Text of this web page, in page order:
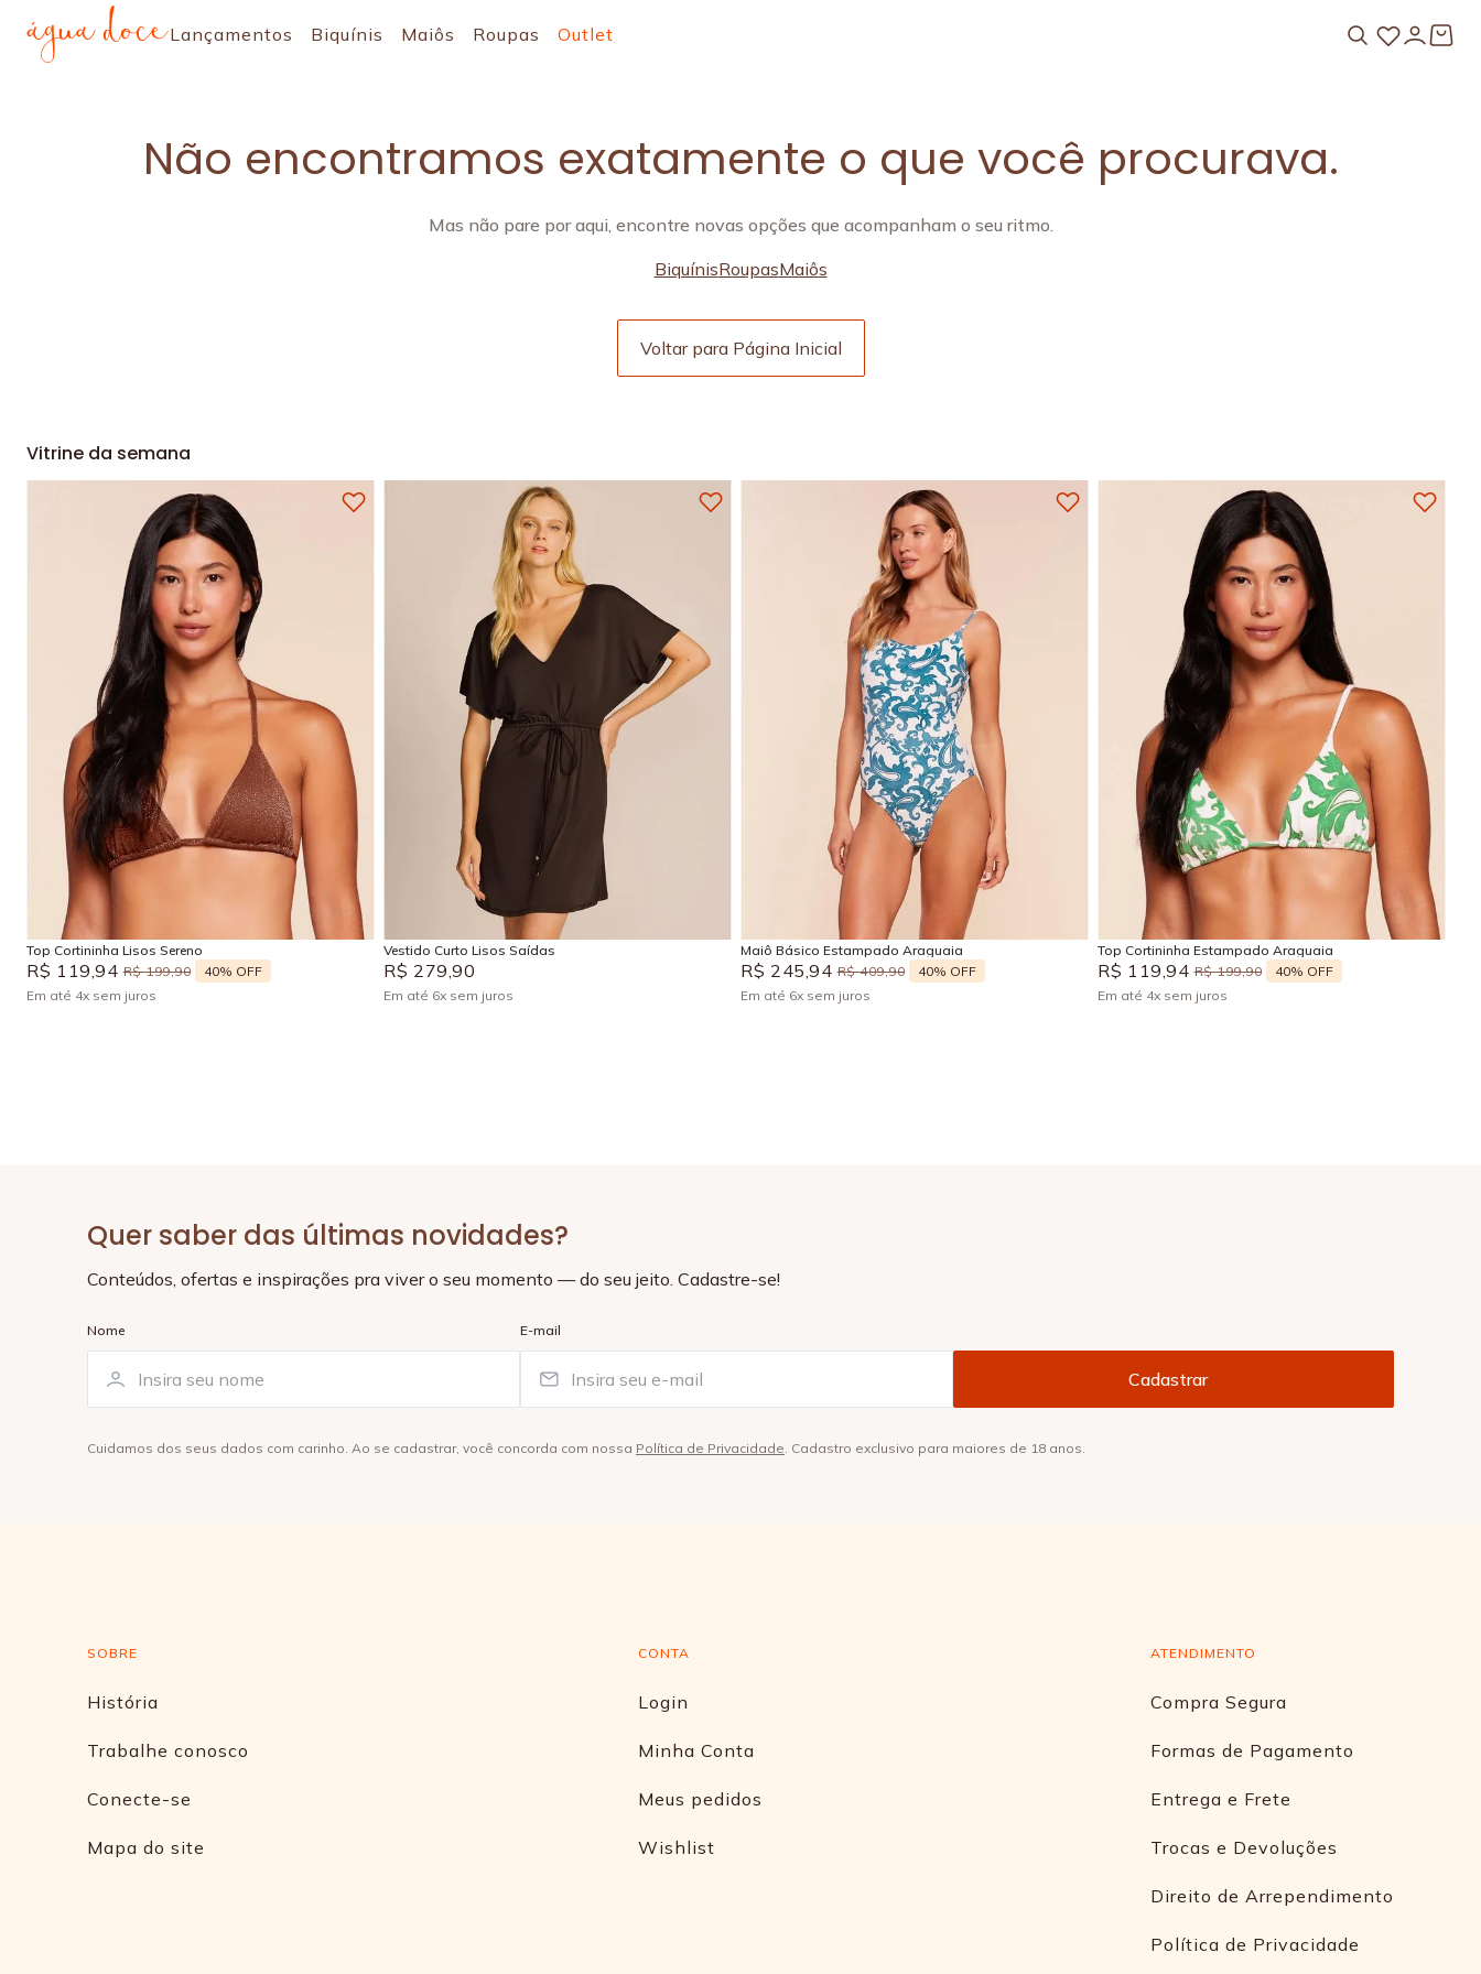
Lançamentos Biquínis Maiôs Roupas Outlet
Não encontramos exatamente o que você procurava.
Mas não pare por aqui, encontre novas opções que acompanham o seu ritmo.
BiquínisRoupasMaiôs
Voltar para Página Inicial
Vitrine da semana
M G GG
Top Cortininha Lisos Sereno
R$ 119,94 R$ 199,90 40% OFF
Em até 4x sem juros
P
Adicionar na sacola
Vestido Curto Lisos Saídas
R$ 279,90
Em até 6x sem juros
G GG
Adicionar na sacola
Maiô Básico Estampado Araguaia
R$ 245,94 R$ 409,90 40% OFF
Em até 6x sem juros
M G GG
Adicionar na sacola
Top Cortininha Estampado Araguaia
R$ 119,94 R$ 199,90 40% OFF
Em até 4x sem juros
Quer saber das últimas novidades?
Conteúdos, ofertas e inspirações pra viver o seu momento — do seu jeito. Cadastre-se!
Nome E-mail
Cuidamos dos seus dados com carinho. Ao se cadastrar, você concorda com nossa Política de Privacidade. Cadastro exclusivo para maiores de 18 anos.
SOBRE
História
Trabalhe conosco
Conecte-se
Mapa do site
CONTA
Login
Minha Conta
Meus pedidos
Wishlist
ATENDIMENTO
Compra Segura
Formas de Pagamento
Entrega e Frete
Trocas e Devoluções
Direito de Arrependimento
Política de Privacidade